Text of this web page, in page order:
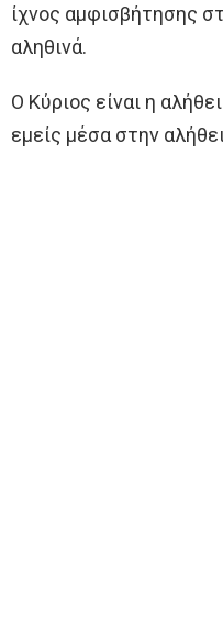
ίχνος αμφισβήτησης
αληθινά.
Ο Κύριος είναι η
εμείς μέσα στην